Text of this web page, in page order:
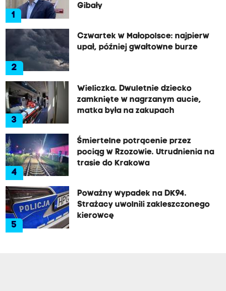
1
Gibały
2
Czwartek w Małopolsce: najpierw
upał, później gwałtowne burze
3
Wieliczka. Dwuletnie dziecko
zamknięte w nagrzanym aucie,
matka była na zakupach
4
Śmiertelne potrącenie przez
pociąg w Rzozowie. Utrudnienia na
trasie do Krakowa
5
Poważny wypadek na DK94.
Strażacy uwolnili zakleszczonego
kierowcę